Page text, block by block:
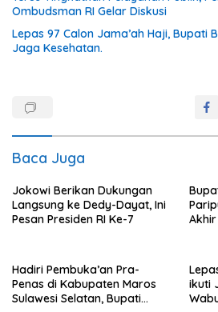
Ombudsman RI Gelar Diskusi
Lepas 97 Calon Jama’ah Haji, Bupati
Jaga Kesehatan.
Baca Juga
Jokowi Berikan Dukungan
Langsung ke Dedy-Dayat, Ini
Pesan Presiden RI Ke-7
2022.
Hadiri Pembuka’an Pra-
Penas di Kabupaten Maros
Sulawesi Selatan, Bupati
ikuti